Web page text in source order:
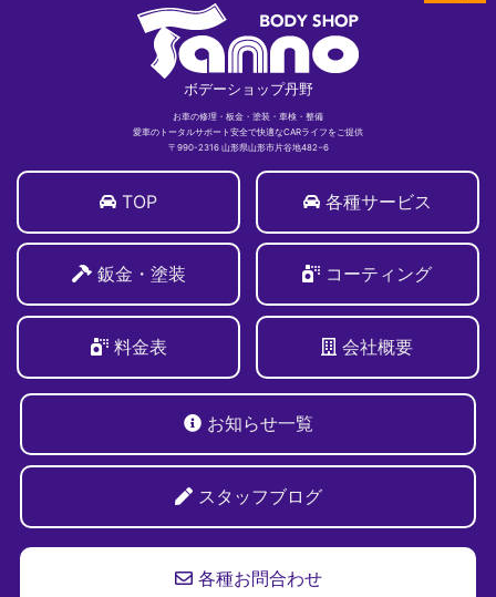
ボデーショップ丹野
お車の修理・板金・塗装・車検・整備
愛車のトータルサポート安全で快適なCARライフをご提供
〒990-2316 山形県山形市片谷地482−6
TOP 各種サービス
鈑金・塗装 コーティング
料金表 会社概要
お知らせ一覧
スタッフブログ
各種お問合わせ